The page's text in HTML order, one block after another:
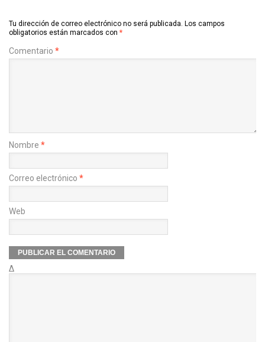
Tu dirección de correo electrónico no será publicada. Los campos
obligatorios están marcados con *
Comentario *
Nombre *
Correo electrónico *
Web
Δ